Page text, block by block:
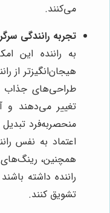
می‌کنند.
تجربه رانندگی
به راننده این
هیجان‌انگیزتر از
طراحی‌های جذاب
تغییر می‌دهند
منحصربه‌فرد تبدیل
اعتماد به نفس
همچنین، رینگ‌های
راننده داشته
تشویق کنند.